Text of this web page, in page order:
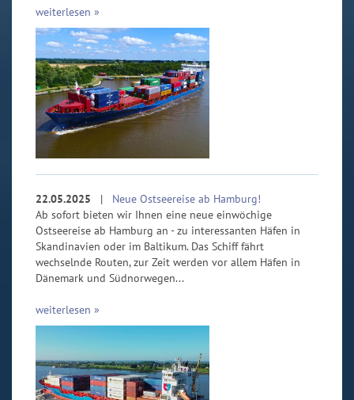
weiterlesen »
22.05.2025 | Neue Ostseereise ab Hamburg!
Ab sofort bieten wir Ihnen eine neue einwöchige
Ostseereise ab Hamburg an - zu interessanten Häfen in
Skandinavien oder im Baltikum. Das Schiff fährt
wechselnde Routen, zur Zeit werden vor allem Häfen in
Dänemark und Südnorwegen...
weiterlesen »